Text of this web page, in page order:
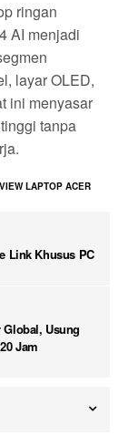
ringan
AI menjadi
layar OLED,
ini menyasar
tanpa
LAPTOP ACER
Link Khusus PC
Usung
Jam